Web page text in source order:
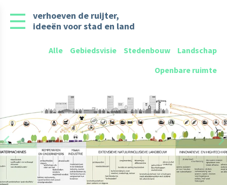
verhoeven de ruijter,
ideeën voor stad en land
Alle Gebiedsvisie Stedenbouw
Landschap
Openbare ruimte
Previous